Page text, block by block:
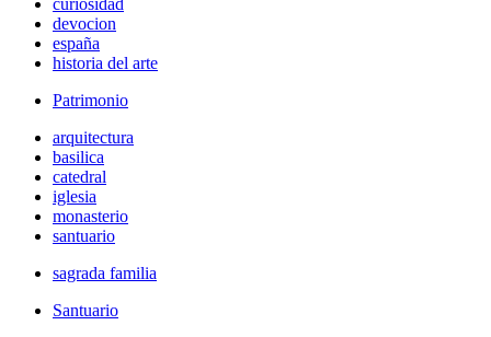
curiosidad
devocion
españa
historia del arte
Patrimonio
arquitectura
basilica
catedral
iglesia
monasterio
santuario
sagrada familia
Santuario